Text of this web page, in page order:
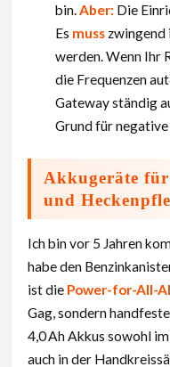
bin.Aber: Die
Es muss zwingend
werden. Wenn Ihr
die Frequenzen
Gateway ständig
Grund für
Akkugeräte für
und
Ich bin vor 5 Jahren
habe den
ist die Power-for-All-
Gag, sondern
4,0 Ah Akkus sowohl
auch in der